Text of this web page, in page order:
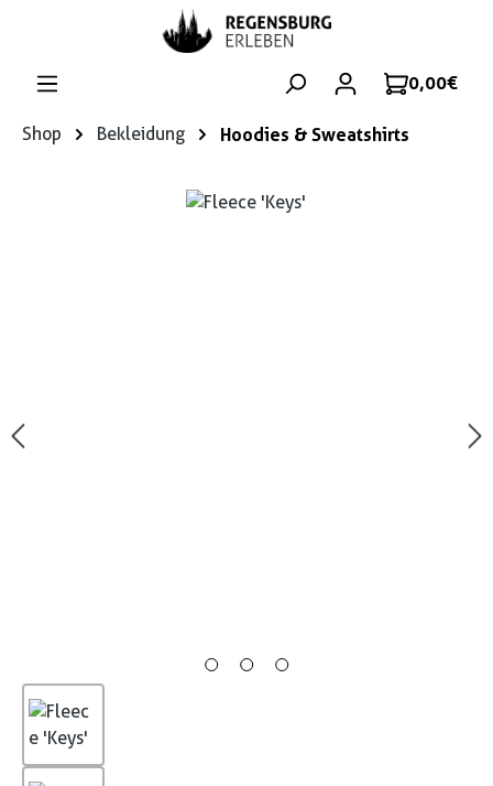
Zum Hauptinhalt springen
0,00 €
Shop Bekleidung Hoodies & Sweatshirts
Bildergalerie überspringen